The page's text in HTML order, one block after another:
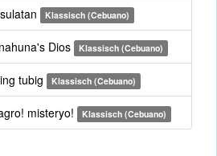
Klassisch (Cebuano)
Dios Klassisch (Cebuano)
tubig Klassisch (Cebuano)
misteryo! Klassisch (Cebuano)